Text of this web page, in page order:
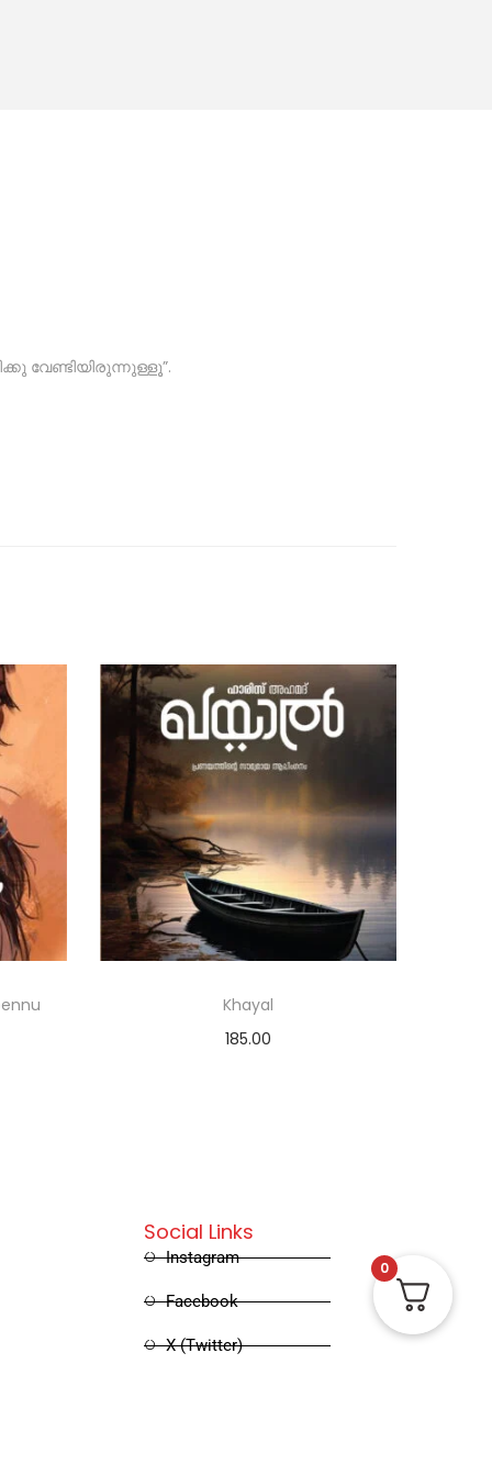
വേണ്ടിയിരുന്നുള്ളൂ”.
Khayal
185.00
Social Links
Instagram
Facebook
X (Twitter)
0